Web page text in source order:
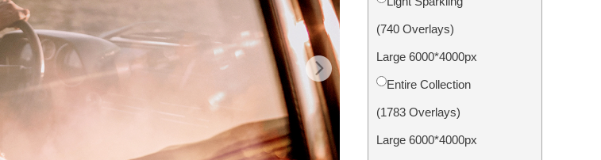
Servicios de Retoque de Joyas Datos de Entrenamiento de IA Video Editing Services
(740 Overlays)
Large 6000*4000px
Entire Collection
(1783 Overlays)
Large 6000*4000px